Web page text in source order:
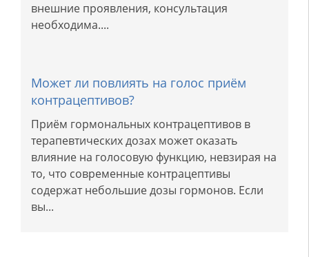
внешние проявления, консультация
необходима....
Может ли повлиять на голос приём
контрацептивов?
Приём гормональных контрацептивов в
терапевтических дозах может оказать
влияние на голосовую функцию, невзирая на
то, что современные контрацептивы
содержат небольшие дозы гормонов. Если
вы...